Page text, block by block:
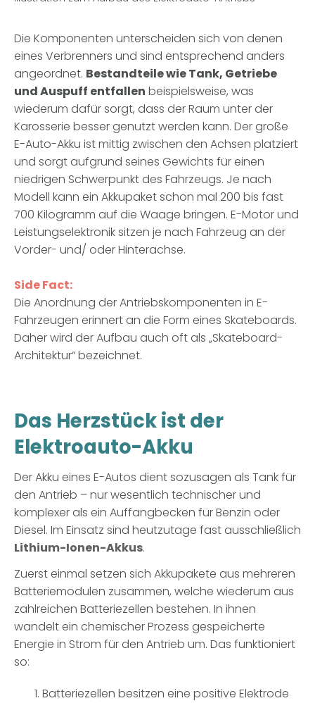
Die Komponenten unterscheiden sich von denen
eines Verbrenners und sind entsprechend anders
angeordnet. Bestandteile wie Tank, Getriebe
und Auspuff entfallen beispielsweise, was
wiederum dafür sorgt, dass der Raum unter der
Karosserie besser genutzt werden kann. Der große
E-Auto-Akku ist mittig zwischen den Achsen platziert
und sorgt aufgrund seines Gewichts für einen
niedrigen Schwerpunkt des Fahrzeugs. Je nach
Modell kann ein Akkupaket schon mal 200 bis fast
700 Kilogramm auf die Waage bringen. E-Motor und
Leistungselektronik sitzen je nach Fahrzeug an der
Vorder- und/ oder Hinterachse.
Side Fact:
Die Anordnung der Antriebskomponenten in E-
Fahrzeugen erinnert an die Form eines Skateboards.
Daher wird der Aufbau auch oft als „Skateboard-
Architektur“ bezeichnet.
Das Herzstück ist der
Elektroauto-Akku
Der Akku eines E-Autos dient sozusagen als Tank für
den Antrieb – nur wesentlich technischer und
komplexer als ein Auffangbecken für Benzin oder
Diesel. Im Einsatz sind heutzutage fast ausschließlich
Lithium-Ionen-Akkus.
Zuerst einmal setzen sich Akkupakete aus mehreren
Batteriemodulen zusammen, welche wiederum aus
zahlreichen Batteriezellen bestehen. In ihnen
wandelt ein chemischer Prozess gespeicherte
Energie in Strom für den Antrieb um. Das funktioniert
so:
Batteriezellen besitzen eine positive Elektrode